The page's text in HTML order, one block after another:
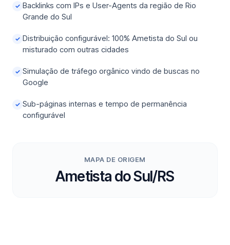
✓ Backlinks com IPs e User-Agents da região de Rio
Grande do Sul
✓ Distribuição configurável: 100% Ametista do Sul ou
misturado com outras cidades
✓ Simulação de tráfego orgânico vindo de buscas no
Google
✓ Sub-páginas internas e tempo de permanência
configurável
MAPA DE ORIGEM
Ametista do Sul/RS